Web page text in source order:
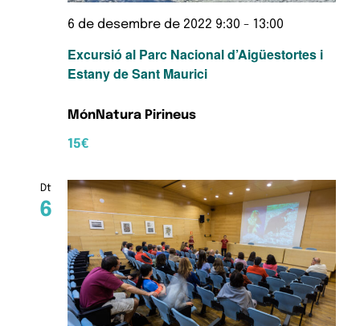
Excursió al Parc Nacional d’Aigüestortes i
Estany de Sant Maurici
6 de desembre de 2022 9:30 - 13:00
MónNatura Pirineus
15€
Dt
6